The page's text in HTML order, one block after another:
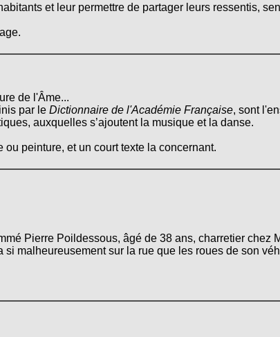
et leur permettre de partager leurs ressentis,
de l'Âme...
par le Dictionnaire de l'Académie Française, sont
auxquelles s’ajoutent la musique et la danse.
peinture, et un court texte la concernant.
Pierre Poildessous, âgé de 38 ans, charretier chez
malheureusement sur la rue que les roues de son